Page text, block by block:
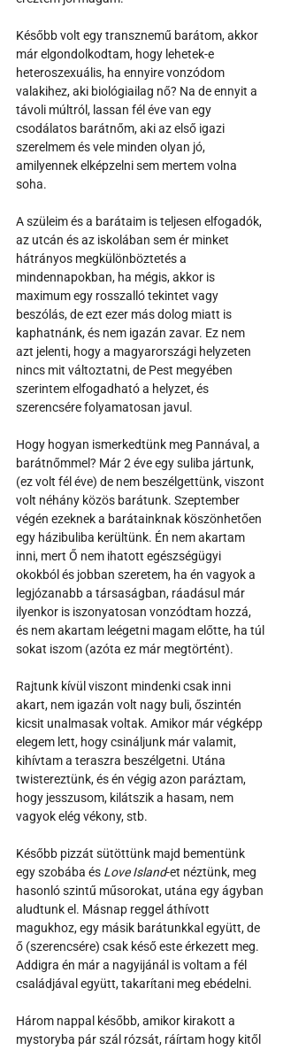
Később volt egy transznemű barátom, akkor
már elgondolkodtam, hogy lehetek-e
heteroszexuális, ha ennyire vonzódom
valakihez, aki biológiailag nő? Na de ennyit a
távoli múltról, lassan fél éve van egy
csodálatos barátnőm, aki az első igazi
szerelmem és vele minden olyan jó,
amilyennek elképzelni sem mertem volna
soha.
A szüleim és a barátaim is teljesen elfogadók,
az utcán és az iskolában sem ér minket
hátrányos megkülönböztetés a
mindennapokban, ha mégis, akkor is
maximum egy rosszalló tekintet vagy
beszólás, de ezt ezer más dolog miatt is
kaphatnánk, és nem igazán zavar. Ez nem
azt jelenti, hogy a magyarországi helyzeten
nincs mit változtatni, de Pest megyében
szerintem elfogadható a helyzet, és
szerencsére folyamatosan javul.
Hogy hogyan ismerkedtünk meg Pannával, a
barátnőmmel? Már 2 éve egy suliba jártunk,
(ez volt fél éve) de nem beszélgettünk, viszont
volt néhány közös barátunk. Szeptember
végén ezeknek a barátainknak köszönhetően
egy házibuliba kerültünk. Én nem akartam
inni, mert Ő nem ihatott egészségügyi
okokból és jobban szeretem, ha én vagyok a
legjózanabb a társaságban, ráadásul már
ilyenkor is iszonyatosan vonzódtam hozzá,
és nem akartam leégetni magam előtte, ha túl
sokat iszom (azóta ez már megtörtént).
Rajtunk kívül viszont mindenki csak inni
akart, nem igazán volt nagy buli, őszintén
kicsit unalmasak voltak. Amikor már végképp
elegem lett, hogy csináljunk már valamit,
kihívtam a teraszra beszélgetni. Utána
twistereztünk, és én végig azon paráztam,
hogy jesszusom, kilátszik a hasam, nem
vagyok elég vékony, stb.
Később pizzát sütöttünk majd bementünk
egy szobába és Love Island-et néztünk, meg
hasonló szintű műsorokat, utána egy ágyban
aludtunk el. Másnap reggel áthívott
magukhoz, egy másik barátunkkal együtt, de
ő (szerencsére) csak késő este érkezett meg.
Addigra én már a nagyijánál is voltam a fél
családjával együtt, takarítani meg ebédelni.
Három nappal később, amikor kirakott a
mystoryba pár szál rózsát, ráírtam hogy kitől